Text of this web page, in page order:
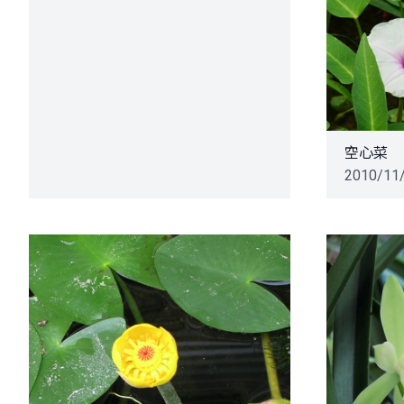
空心菜
2010/